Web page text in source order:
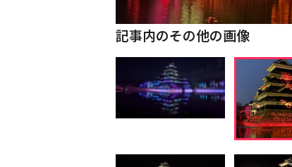
記事内のその他の画像